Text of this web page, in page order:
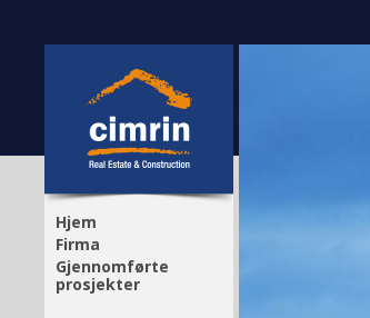
Hjem
Firma
Gjennomførte
prosjekter